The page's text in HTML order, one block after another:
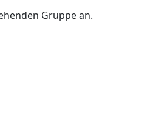
Gruppe an.